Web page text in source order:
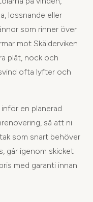
lossnande eller
som rinner över
mot Skälderviken
plåt, nock och
ofta lyfter och
en planerad
så att ni
som snart behöver
går igenom skicket
med garanti innan